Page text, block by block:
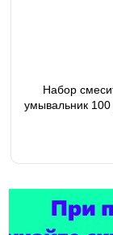
Набор
умывальник